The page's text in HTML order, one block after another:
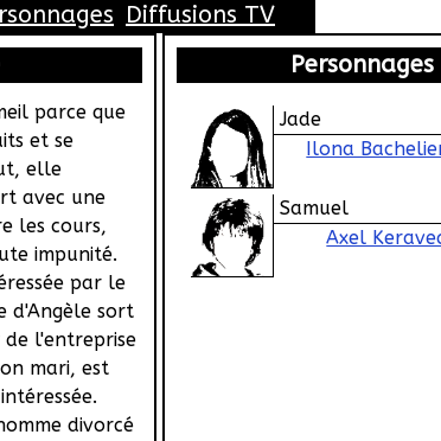
Diffusions TV
parce que
et se
elle
avec une
les cours,
impunité.
par le
d'Angèle sort
l'entreprise
mari, est
divorcé
Personnages
Jade
Ilona
Samuel
Axel